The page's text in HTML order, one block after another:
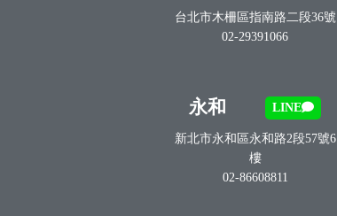
台北市木柵區指南路二段36號
02-29391066
永和 LINE
新北市永和區永和路2段57號6
樓
02-86608811